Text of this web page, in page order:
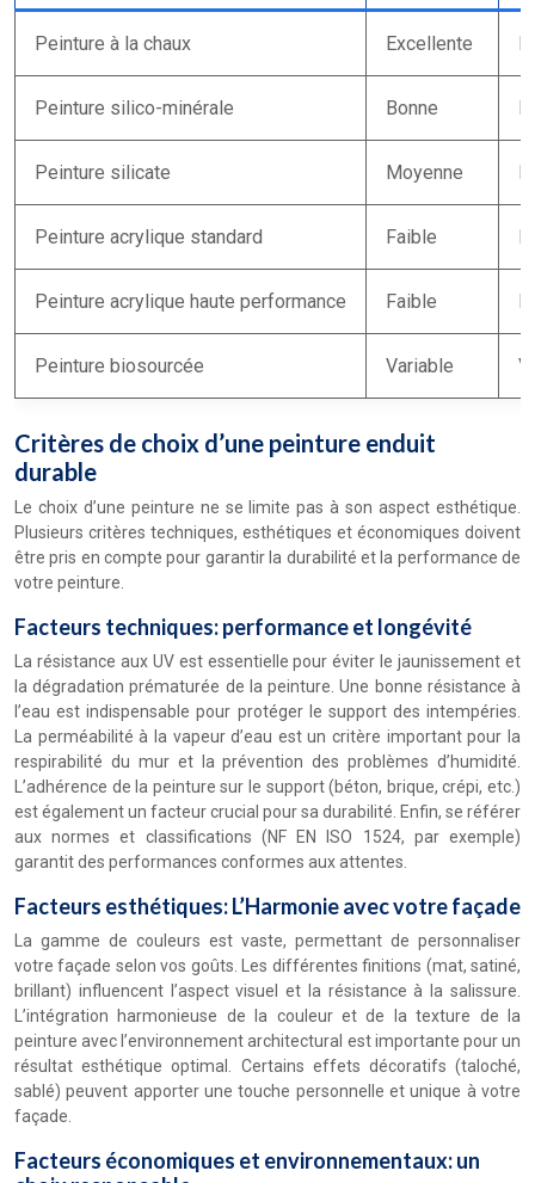
Peinture à la chaux Excellente
Peinture silico-minérale Bonne
Peinture silicate Moyenne
Peinture acrylique standard Faible
Peinture acrylique haute performance Faible
Peinture biosourcée Variable
Critères de choix d’une peinture enduit
durable
Le choix d’une peinture ne se limite pas à son aspect esthétique.
Plusieurs critères techniques, esthétiques et économiques doivent
être pris en compte pour garantir la durabilité et la performance de
votre peinture.
Facteurs techniques: performance et longévité
La résistance aux UV est essentielle pour éviter le jaunissement et
la dégradation prématurée de la peinture. Une bonne résistance à
l’eau est indispensable pour protéger le support des intempéries.
La perméabilité à la vapeur d’eau est un critère important pour la
respirabilité du mur et la prévention des problèmes d’humidité.
L’adhérence de la peinture sur le support (béton, brique, crépi, etc.)
est également un facteur crucial pour sa durabilité. Enfin, se référer
aux normes et classifications (NF EN ISO 1524, par exemple)
garantit des performances conformes aux attentes.
Facteurs esthétiques: L’Harmonie avec votre façade
La gamme de couleurs est vaste, permettant de personnaliser
votre façade selon vos goûts. Les différentes finitions (mat, satiné,
brillant) influencent l’aspect visuel et la résistance à la salissure.
L’intégration harmonieuse de la couleur et de la texture de la
peinture avec l’environnement architectural est importante pour un
résultat esthétique optimal. Certains effets décoratifs (taloché,
sablé) peuvent apporter une touche personnelle et unique à votre
façade.
Facteurs économiques et environnementaux: un